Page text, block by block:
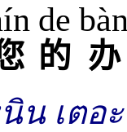
的
de
办
น เตอ